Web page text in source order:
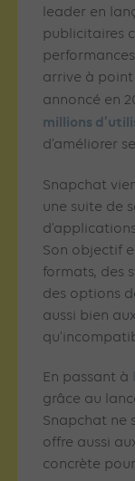
leader en
publicitaires
arrive à
annoncé en
millions
d’améliorer
Snapchat
une suite de
Son objectif
formats, des
des options
aussi bien
En passant à
grâce au
Snapchat ne
offre aussi
concrète